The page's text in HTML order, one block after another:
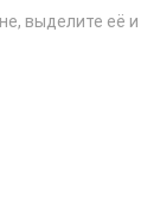
выделите её и